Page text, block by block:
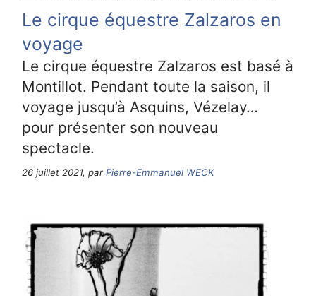
Le cirque équestre Zalzaros en
voyage
Le cirque équestre Zalzaros est basé à
Montillot. Pendant toute la saison, il
voyage jusqu’à Asquins, Vézelay…
pour présenter son nouveau
spectacle.
26 juillet 2021, parPierre-Emmanuel WECK